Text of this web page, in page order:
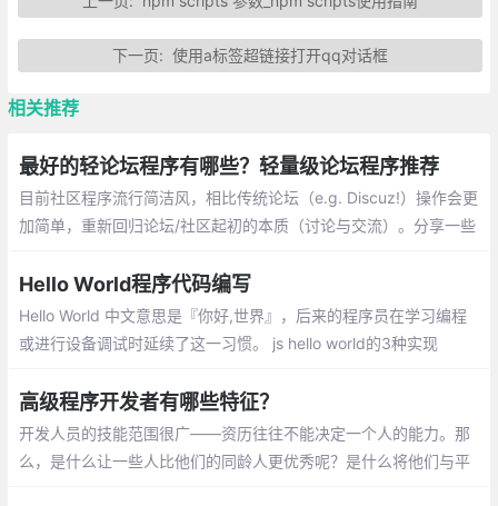
下一页: 使用a标签超链接打开qq对话框
相关推荐
最好的轻论坛程序有哪些？轻量级论坛程序推荐
目前社区程序流行简洁风，相比传统论坛（e.g. Discuz!）操作会更
加简单，重新回归论坛/社区起初的本质（讨论与交流）。分享一些
m 、hadsky、Osiris、codoforum、Discourse 、Vanilla
Hello World程序代码编写
Hello World 中文意思是『你好,世界』，后来的程序员在学习编程
或进行设备调试时延续了这一习惯。 js hello world的3种实现
高级程序开发者有哪些特征？
开发人员的技能范围很广——资历往往不能决定一个人的能力。那
么，是什么让一些人比他们的同龄人更优秀呢？是什么将他们与平